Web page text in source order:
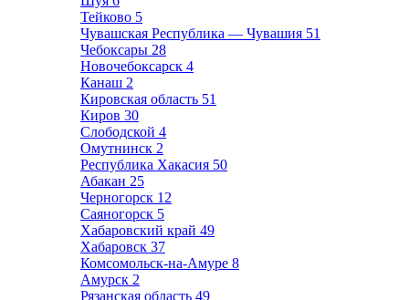
Тейково 5
Чувашская Республика — Чувашия 51
Чебоксары 28
Новочебоксарск 4
Канаш 2
Кировская область 51
Киров 30
Слободской 4
Омутнинск 2
Республика Хакасия 50
Абакан 25
Черногорск 12
Саяногорск 5
Хабаровский край 49
Хабаровск 37
Комсомольск-на-Амуре 8
Амурск 2
Рязанская область 49